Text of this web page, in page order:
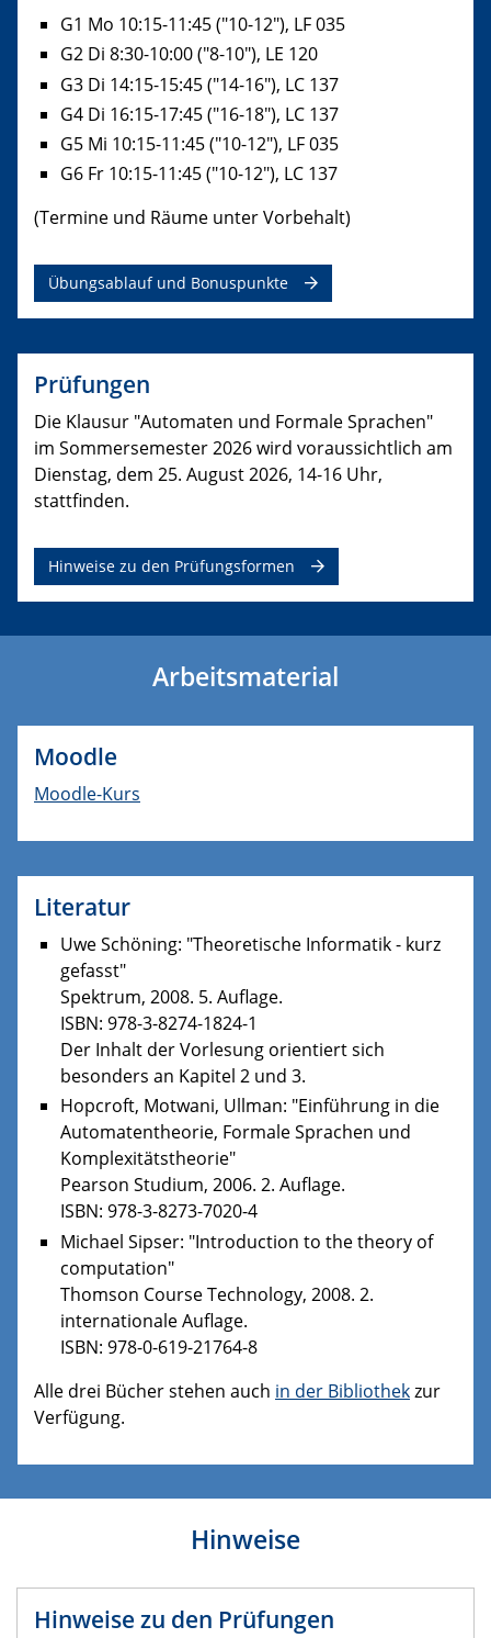
G1 Mo 10:15-11:45 ("10-12"), LF 035
G2 Di 8:30-10:00 ("8-10"), LE 120
G3 Di 14:15-15:45 ("14-16"), LC 137
G4 Di 16:15-17:45 ("16-18"), LC 137
G5 Mi 10:15-11:45 ("10-12"), LF 035
G6 Fr 10:15-11:45 ("10-12"), LC 137
(Termine und Räume unter Vorbehalt)
Übungsablauf und Bonuspunkte
Prüfungen
Die Klausur "Automaten und Formale Sprachen"
im Sommersemester 2026 wird voraussichtlich am
Dienstag, dem 25. August 2026, 14-16 Uhr,
stattfinden.
Hinweise zu den Prüfungsformen
Arbeitsmaterial
Moodle
Moodle-Kurs
Literatur
Uwe Schöning: "Theoretische Informatik - kurz
gefasst"
Spektrum, 2008. 5. Auflage.
ISBN: 978-3-8274-1824-1
Der Inhalt der Vorlesung orientiert sich
besonders an Kapitel 2 und 3.
Hopcroft, Motwani, Ullman: "Einführung in die
Automatentheorie, Formale Sprachen und
Komplexitätstheorie"
Pearson Studium, 2006. 2. Auflage.
ISBN: 978-3-8273-7020-4
Michael Sipser: "Introduction to the theory of
computation"
Thomson Course Technology, 2008. 2.
internationale Auflage.
ISBN: 978-0-619-21764-8
Alle drei Bücher stehen auch in der Bibliothekzur
Verfügung.
Hinweise
Hinweise zu den Prüfungen